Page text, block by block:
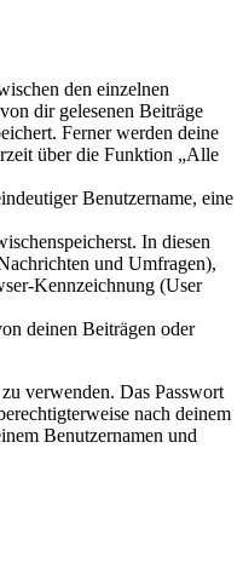
den einzelnen
dir gelesenen Beiträge
Ferner werden deine
über die Funktion „Alle
Benutzername, eine
In diesen
und Umfragen),
Kennzeichnung (User
deinen Beiträgen oder
verwenden. Das Passwort
nach deinem
Benutzernamen und